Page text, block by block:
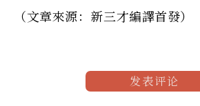
（文章來源：新三才編譯首發）
发表评论